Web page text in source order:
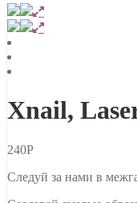
Xnail,
240Р
Следуй за нами в